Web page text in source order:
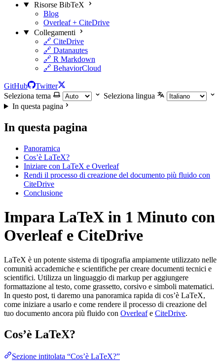
Risorse BibTeX
Blog
Overleaf + CiteDrive
Collegamenti
🔗 CiteDrive
🔗 Datanautes
🔗 R Markdown
🔗 BehaviorCloud
GitHub
Twitter
Seleziona tema
Seleziona lingua
In questa pagina
In questa pagina
Panoramica
Cos’è LaTeX?
Iniziare con LaTeX e Overleaf
Rendi il processo di creazione del documento più fluido con
CiteDrive
Conclusione
Impara LaTeX in 1 Minuto con
Overleaf e CiteDrive
LaTeX è un potente sistema di tipografia ampiamente utilizzato nelle
comunità accademiche e scientifiche per creare documenti tecnici e
scientifici. Utilizza un linguaggio di markup per aggiungere
formattazione al testo, come grassetto, corsivo e simboli matematici.
In questo post, ti daremo una panoramica rapida di cos’è LaTeX,
come iniziare a usarlo e come rendere il processo di creazione del
tuo documento ancora più fluido con Overleafe CiteDrive.
Cos’è LaTeX?
Sezione intitolata “Cos’è LaTeX?”